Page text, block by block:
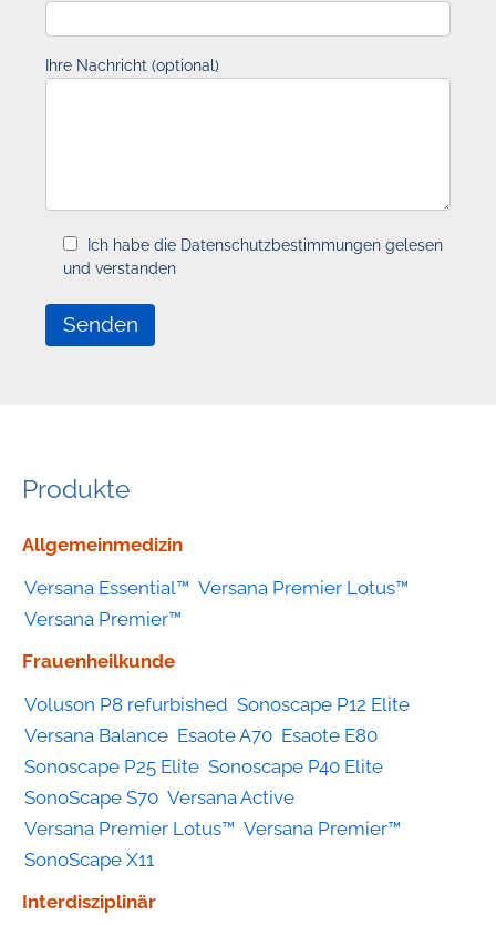
Ihre Nachricht (optional)
Ich habe die Datenschutzbestimmungen gelesen
und verstanden
Produkte
Geräte
Kategorie
Allgemeinmedizin
Versana Essential™ Versana Premier Lotus™
Versana Premier™
Frauenheilkunde
Voluson P8 refurbished Sonoscape P12 Elite
Versana Balance Esaote A70 Esaote E80
Sonoscape P25 Elite Sonoscape P40 Elite
SonoScape S70 Versana Active
Versana Premier Lotus™ Versana Premier™
SonoScape X11
Interdisziplinär